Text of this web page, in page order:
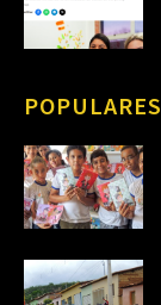
POPULARES